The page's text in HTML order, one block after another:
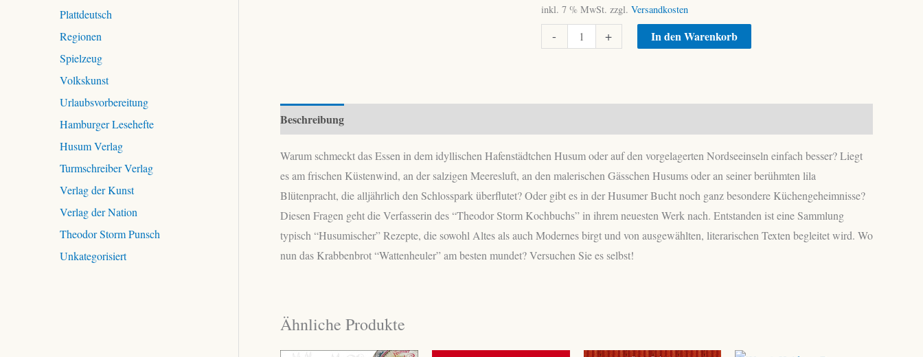
Plattdeutsch
Regionen
Spielzeug
Volkskunst
Urlaubsvorbereitung
Hamburger Lesehefte
Husum Verlag
Turmschreiber Verlag
Verlag der Kunst
Verlag der Nation
Theodor Storm Punsch
Unkategorisiert
inkl. 7 % MwSt. zzgl. Versandkosten
-
Erdmann-
Degenhardt,
Pütt
un
Pann
Menge
+ In den Warenkorb
Beschreibung
Warum schmeckt das Essen in dem idyllischen Hafenstädtchen Husum oder auf den vorgelagerten Nordseeinseln einfach besser? Liegt
es am frischen Küstenwind, an der salzigen Meeresluft, an den malerischen Gässchen Husums oder an seiner berühmten lila
Blütenpracht, die alljährlich den Schlosspark überflutet? Oder gibt es in der Husumer Bucht noch ganz besondere Küchengeheimnisse?
Diesen Fragen geht die Verfasserin des “Theodor Storm Kochbuchs” in ihrem neuesten Werk nach. Entstanden ist eine Sammlung
typisch “Husumischer” Rezepte, die sowohl Altes als auch Modernes birgt und von ausgewählten, literarischen Texten begleitet wird. Wo
nun das Krabbenbrot “Wattenheuler” am besten mundet? Versuchen Sie es selbst!
Ähnliche Produkte